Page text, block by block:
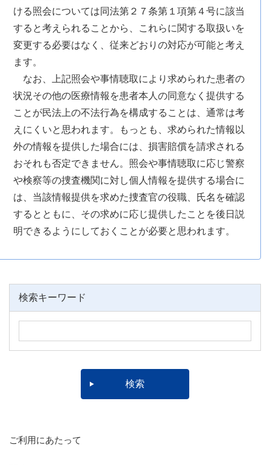
ける照会については同法第２７条第１項第４号に該当
すると考えられることから、これらに関する取扱いを
変更する必要はなく、従来どおりの対応が可能と考え
ます。
なお、上記照会や事情聴取により求められた患者の
状況その他の医療情報を患者本人の同意なく提供する
ことが民法上の不法行為を構成することは、通常は考
えにくいと思われます。もっとも、求められた情報以
外の情報を提供した場合には、損害賠償を請求される
おそれも否定できません。照会や事情聴取に応じ警察
や検察等の捜査機関に対し個人情報を提供する場合に
は、当該情報提供を求めた捜査官の役職、氏名を確認
するとともに、その求めに応じ提供したことを後日説
明できるようにしておくことが必要と思われます。
検索キーワード
ご利用にあたって